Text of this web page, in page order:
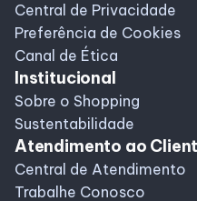
Central de Privacidade
Preferência de Cookies
Canal de Ética
Institucional
Sobre o Shopping
Sustentabilidade
Atendimento ao
Central de Atendimento
Trabalhe Conosco